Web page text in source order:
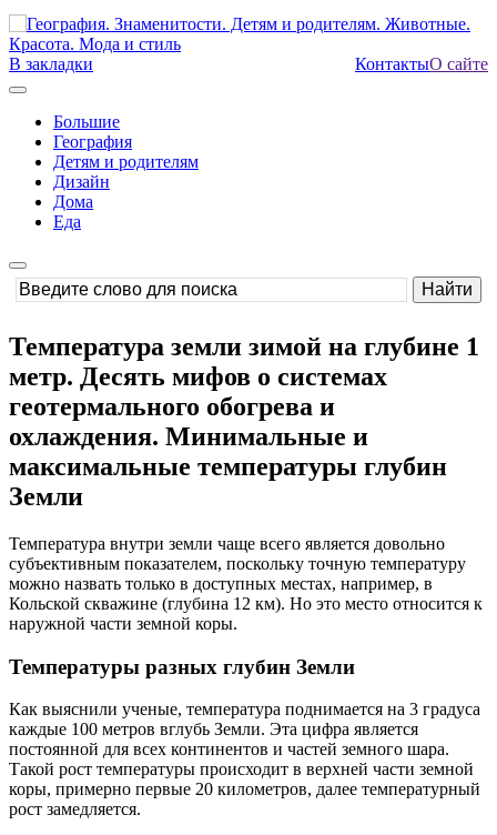
В закладки КонтактыО сайте
Большие
География
Детям и родителям
Дизайн
Дома
Еда
Температура земли зимой на глубине 1
метр. Десять мифов о системах
геотермального обогрева и
охлаждения. Минимальные и
максимальные температуры глубин
Земли
Температура внутри земли чаще всего является довольно
субъективным показателем, поскольку точную температуру
можно назвать только в доступных местах, например, в
Кольской скважине (глубина 12 км). Но это место относится к
наружной части земной коры.
Температуры разных глубин Земли
Как выяснили ученые, температура поднимается на 3 градуса
каждые 100 метров вглубь Земли. Эта цифра является
постоянной для всех континентов и частей земного шара.
Такой рост температуры происходит в верхней части земной
коры, примерно первые 20 километров, далее температурный
рост замедляется.